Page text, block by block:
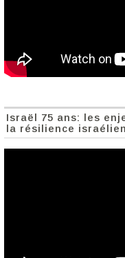
Israël 75 ans: les
la résilience